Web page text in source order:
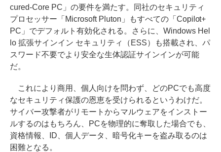
cured-Core PC」の要件を満たす。同社のセキュリティ
プロセッサー「Microsoft Pluton」もすべての「Copilot+
PC」でデフォルト有効化される。さらに、Windows Hel
lo 拡張サインイン セキュリティ（ESS）も搭載され、パ
スワード不要でより安全な生体認証サインインが可能
だ。
これにより商用、個人向けを問わず、どのPCでも高度
なセキュリティ保護の恩恵を受けられるというわけだ。
サイバー攻撃者がリモートからマルウェアをインストー
ルするのはもちろん、PCを物理的に奪取した場合でも、
資格情報、ID、個人データ、暗号化キーを盗み取るのは
困難となる。